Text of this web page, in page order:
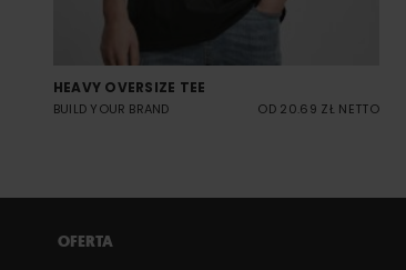
HEAVY OVERSIZE TEE
BUILD YOUR BRAND OD 20.69 ZŁ NETTO
OFERTA